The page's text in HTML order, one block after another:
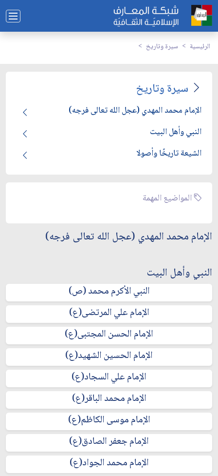
الرئيسية سيرة وتاريخ
سيرة وتاريخ
الإمام محمد المهدي (عجل الله تعالى فرجه)
النبي وأهل البيت
الشيعة تاريخًا وأصولا
المواضيع المهمة
الإمام محمد المهدي (عجل الله تعالى فرجه)
النبي وأهل البيت
النبي الأكرم محمد (ص)
الإمام علي المرتضى(ع)
الإمام الحسن المجتبى(ع)
الإمام الحسين الشهيد(ع)
الإمام علي السجاد(ع)
الإمام محمد الباقر(ع)
الإمام موسى الكاظم(ع)
الإمام جعفر الصادق(ع)
الإمام محمد الجواد(ع)